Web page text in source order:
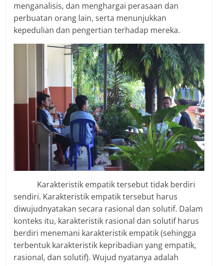
menganalisis, dan menghargai perasaan dan
perbuatan orang lain, serta menunjukkan
kepedulian dan pengertian terhadap mereka.
Karakteristik empatik tersebut tidak berdiri
sendiri. Karakteristik empatik tersebut harus
diwujudnyatakan secara rasional dan solutif. Dalam
konteks itu, karakteristik rasional dan solutif harus
berdiri menemani karakteristik empatik (sehingga
terbentuk karakteristik kepribadian yang empatik,
rasional, dan solutif). Wujud nyatanya adalah